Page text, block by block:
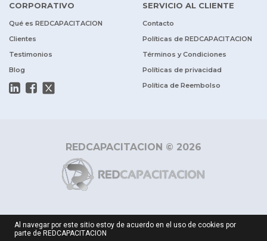
CORPORATIVO
Qué es REDCAPACITACION
Clientes
Testimonios
Blog
SERVICIO AL CLIENTE
Contacto
Políticas de REDCAPACITACION
Términos y Condiciones
Políticas de privacidad
Política de Reembolso
REDCAPACITACION © 2026
Al navegar por este sitio estoy de acuerdo en el uso de cookies por
parte de REDCAPACITACION